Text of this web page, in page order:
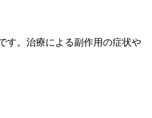
す。治療による副作用の症状や